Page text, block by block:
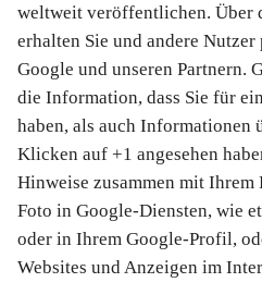
weltweit veröffentlichen. Über
erhalten Sie und andere
Google und unseren Partnern.
die Information, dass Sie für
haben, als auch Informationen
Klicken auf +1 angesehen
Hinweise zusammen mit
Foto in Google-Diensten, wie
oder in Ihrem Google-Profil,
Websites und Anzeigen im